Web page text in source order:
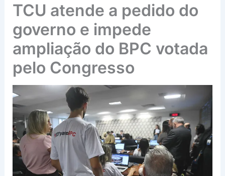
TCU atende a pedido do
governo e impede
ampliação do BPC votada
pelo Congresso